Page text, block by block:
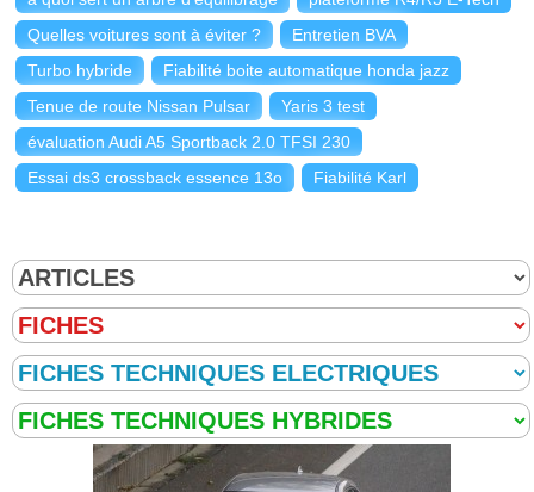
Quelles voitures sont à éviter ?
Entretien BVA
Turbo hybride
Fiabilité boite automatique honda jazz
Tenue de route Nissan Pulsar
Yaris 3 test
évaluation Audi A5 Sportback 2.0 TFSI 230
Essai ds3 crossback essence 13o
Fiabilité Karl